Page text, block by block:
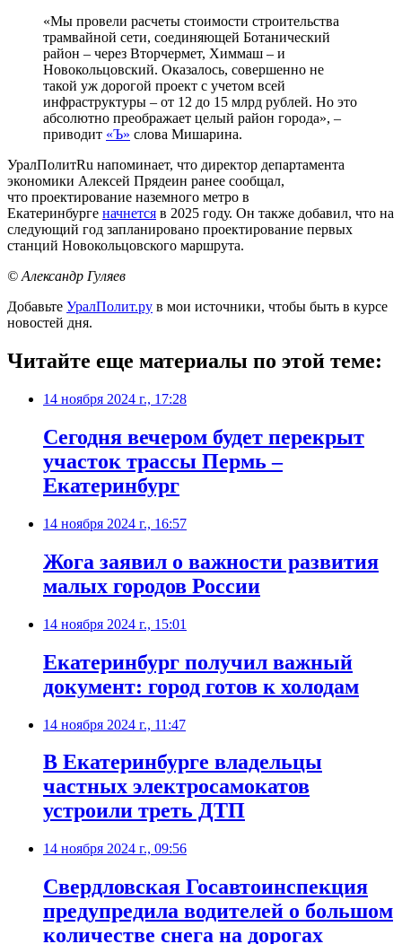
«Мы провели расчеты стоимости строительства
трамвайной сети, соединяющей Ботанический
район – через Вторчермет, Химмаш – и
Новокольцовский. Оказалось, совершенно не
такой уж дорогой проект с учетом всей
инфраструктуры – от 12 до 15 млрд рублей. Но это
абсолютно преображает целый район города», –
приводит «Ъ» слова Мишарина.
УралПолитRu напоминает, что директор департамента
экономики Алексей Прядеин ранее сообщал,
что проектирование наземного метро в
Екатеринбурге начнется в 2025 году. Он также добавил, что на
следующий год запланировано проектирование первых
станций Новокольцовского маршрута.
© Александр Гуляев
Добавьте УралПолит.ру в мои источники, чтобы быть в курсе
новостей дня.
Читайте еще материалы по этой теме:
14 ноября 2024 г., 17:28
Сегодня вечером будет перекрыт
участок трассы Пермь –
Екатеринбург
14 ноября 2024 г., 16:57
Жога заявил о важности развития
малых городов России
14 ноября 2024 г., 15:01
Екатеринбург получил важный
документ: город готов к холодам
14 ноября 2024 г., 11:47
В Екатеринбурге владельцы
частных электросамокатов
устроили треть ДТП
14 ноября 2024 г., 09:56
Свердловская Госавтоинспекция
предупредила водителей о большом
количестве снега на дорогах